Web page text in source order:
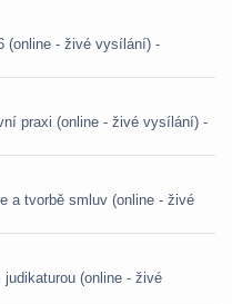
(online - živé vysílání) -
praxi (online - živé vysílání) -
a tvorbě smluv (online - živé
(online - živé